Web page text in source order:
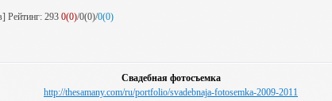
Рейтинг: 293 0(0)/0(0)/0(0)
Свадебная фотосъемка
http://thesamany.com/ru/portfolio/svadebnaja-fotosemka-2009-2011